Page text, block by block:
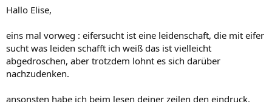
Hallo Elise,
eins mal vorweg : eifersucht ist eine leidenschaft, die mit eifer
sucht was leiden schafft ich weiß das ist vielleicht
abgedroschen, aber trotzdem lohnt es sich darüber
nachzudenken.
ansonsten habe ich beim lesen deiner zeilen den eindruck,